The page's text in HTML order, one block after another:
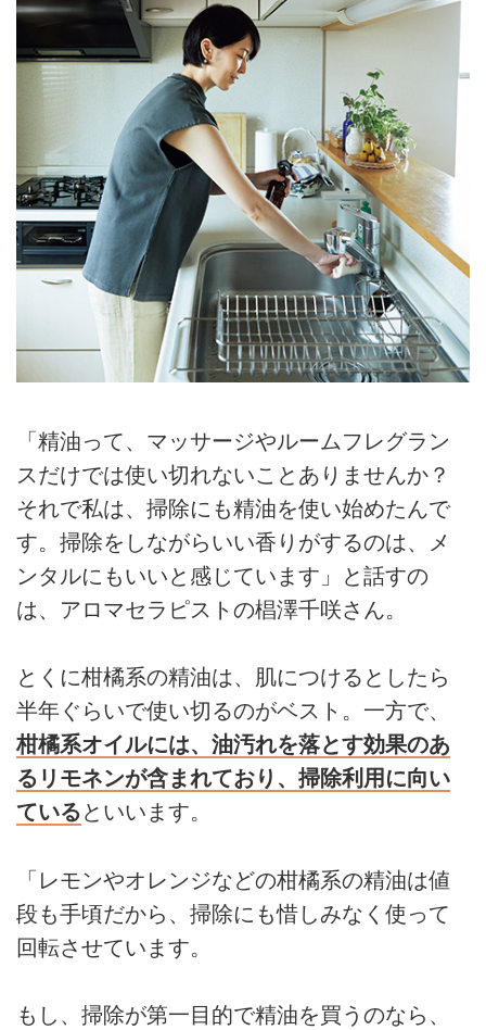
「精油って、マッサージやルームフレグラン
スだけでは使い切れないことありませんか？
それで私は、掃除にも精油を使い始めたんで
す。掃除をしながらいい香りがするのは、メ
ンタルにもいいと感じています」と話すの
は、アロマセラピストの椙澤千咲さん。
とくに柑橘系の精油は、肌につけるとしたら
半年ぐらいで使い切るのがベスト。一方で、
柑橘系オイルには、油汚れを落とす効果のあ
るリモネンが含まれており、掃除利用に向い
ている といいます。
「レモンやオレンジなどの柑橘系の精油は値
段も手頃だから、掃除にも惜しみなく使って
回転させています。
もし、掃除が第一目的で精油を買うのなら、